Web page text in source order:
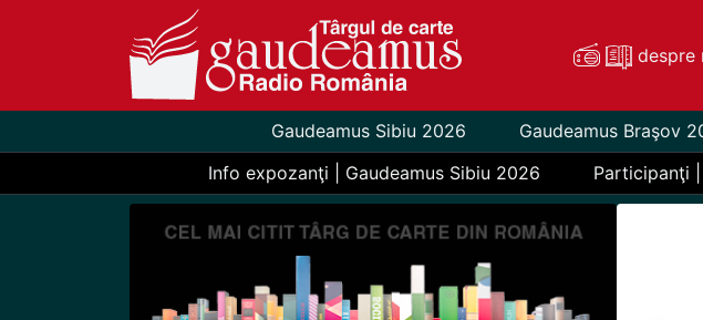
despre
Gaudeamus Sibiu 2026 Gaudeamus Braşov
Info expozanţi | Gaudeamus Sibiu 2026
Participanţi